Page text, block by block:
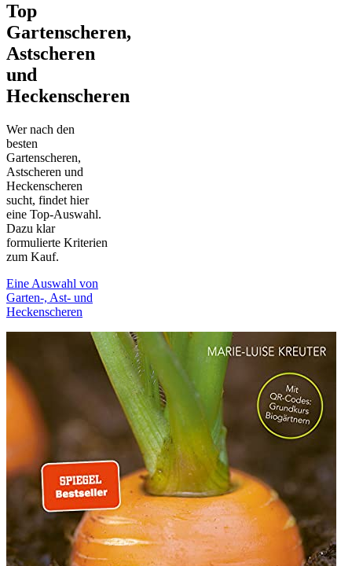
Top
Gartenscheren,
Astscheren
und
Heckenscheren
Wer nach den
besten
Gartenscheren,
Astscheren und
Heckenscheren
sucht, findet hier
eine Top-Auswahl.
Dazu klar
formulierte Kriterien
zum Kauf.
Eine Auswahl von
Garten-, Ast- und
Heckenscheren